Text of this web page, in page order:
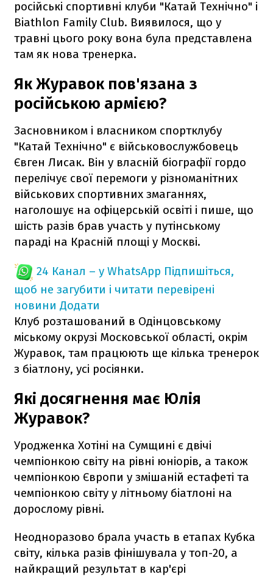
російські спортивні клуби "Катай Технічно" і
Biathlon Family Club. Виявилося, що у
травні цього року вона була представлена
там як нова тренерка.
Як Журавок пов'язана з
російською армією?
Засновником і власником спортклубу
"Катай Технічно" є військовослужбовець
Євген Лисак. Він у власній біографії гордо
перелічує свої перемоги у різноманітних
військових спортивних змаганнях,
наголошує на офіцерській освіті і пише, що
шість разів брав участь у путінському
параді на Красній площі у Москві.
24 Канал – у WhatsApp Підпишіться,
щоб не загубити і читати перевірені
новини Додати
Клуб розташований в Одінцовському
міському окрузі Московської області, окрім
Журавок, там працюють ще кілька тренерок
з біатлону, усі росіянки.
Які досягнення має Юлія
Журавок?
Уродженка Хотіні на Сумщині є двічі
чемпіонкою світу на рівні юніорів, а також
чемпіонкою Європи у змішаній естафеті та
чемпіонкою світу у літньому біатлоні на
дорослому рівні.
Неодноразово брала участь в етапах Кубка
світу, кілька разів фінішувала у топ-20, а
найкращий результат в кар'єрі